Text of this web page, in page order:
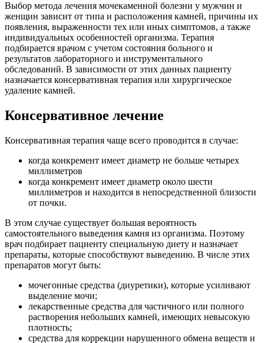
Выбор метода лечения мочекаменной болезни у мужчин и
женщин зависит от типа и расположения камней, причины их
появления, выраженности тех или иных симптомов, а также
индивидуальных особенностей организма. Терапия
подбирается врачом с учетом состояния больного и
результатов лабораторного и инструментального
обследований. В зависимости от этих данных пациенту
назначается консервативная терапия или хирургическое
удаление камней.
Консервативное лечение
Консервативная терапия чаще всего проводится в случае:
когда конкремент имеет диаметр не больше четырех
миллиметров
когда конкремент имеет диаметр около шести
миллиметров и находится в непосредственной близости
от почки.
В этом случае существует большая вероятность
самостоятельного выведения камня из организма. Поэтому
врач подбирает пациенту специальную диету и назначает
препараты, которые способствуют выведению. В числе этих
препаратов могут быть:
мочегонные средства (диуретики), которые усиливают
выделение мочи;
лекарственные средства для частичного или полного
растворения небольших камней, имеющих невысокую
плотность;
средства для коррекции нарушенного обмена веществ и